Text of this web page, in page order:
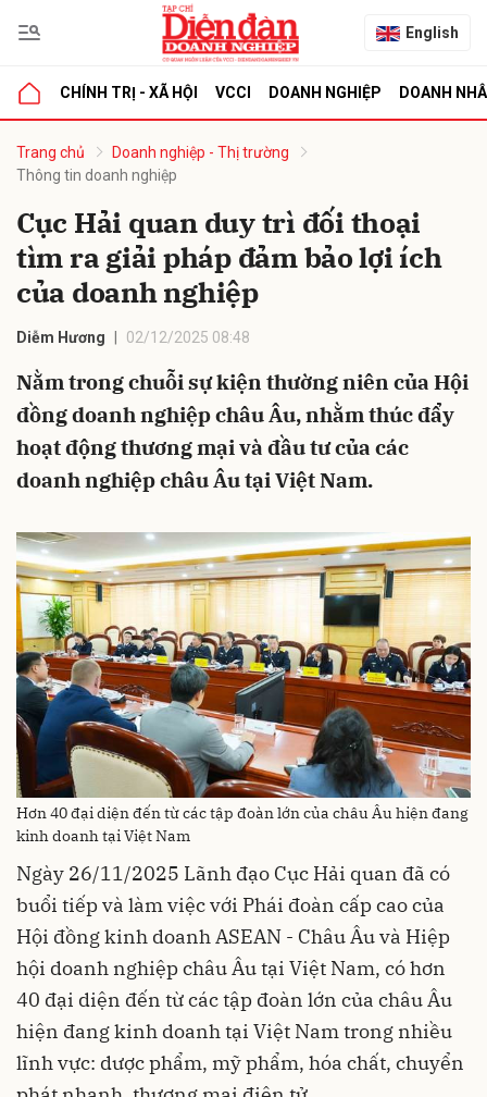
English
CHÍNH TRỊ - XÃ HỘI VCCI DOANH NGHIỆP DOANH
Trang chủ
Doanh nghiệp - Thị trường
Thông tin doanh nghiệp
Cục Hải quan duy trì đối thoại
tìm ra giải pháp đảm bảo lợi ích
của doanh nghiệp
Diễm Hương 02/12/2025 08:48
Nằm trong chuỗi sự kiện thường niên của Hội
đồng doanh nghiệp châu Âu, nhằm thúc đẩy
hoạt động thương mại và đầu tư của các
doanh nghiệp châu Âu tại Việt Nam.
Hơn 40 đại diện đến từ các tập đoàn lớn của châu Âu hiện đang
kinh doanh tại Việt Nam
Ngày 26/11/2025 Lãnh đạo Cục Hải quan đã có
buổi tiếp và làm việc với Phái đoàn cấp cao của
Hội đồng kinh doanh ASEAN - Châu Âu và Hiệp
hội doanh nghiệp châu Âu tại Việt Nam, có hơn
40 đại diện đến từ các tập đoàn lớn của châu Âu
hiện đang kinh doanh tại Việt Nam trong nhiều
lĩnh vực: dược phẩm, mỹ phẩm, hóa chất, chuyển
luận